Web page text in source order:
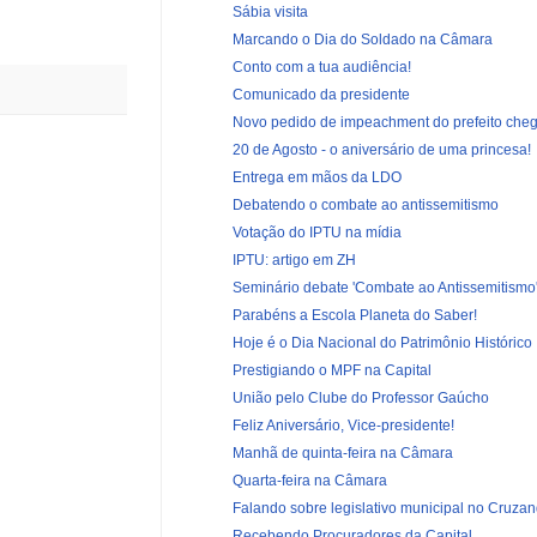
Sábia visita
Marcando o Dia do Soldado na Câmara
Conto com a tua audiência!
Comunicado da presidente
Novo pedido de impeachment do prefeito
20 de Agosto - o aniversário de uma princesa!
Entrega em mãos da LDO
Debatendo o combate ao antissemitismo
Votação do IPTU na mídia
IPTU: artigo em ZH
Seminário debate 'Combate ao Antissemitismo'
Parabéns a Escola Planeta do Saber!
Hoje é o Dia Nacional do Patrimônio Histórico
Prestigiando o MPF na Capital
União pelo Clube do Professor Gaúcho
Feliz Aniversário, Vice-presidente!
Manhã de quinta-feira na Câmara
Quarta-feira na Câmara
Falando sobre legislativo municipal no